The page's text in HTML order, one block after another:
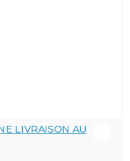
LIVRAISON AU